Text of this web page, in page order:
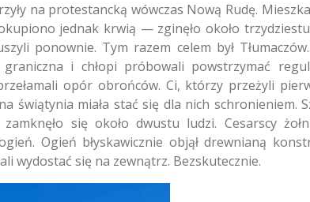
na protestancką wówczas Nową Rudę.
jednak krwią — zginęło około
ponownie. Tym razem celem był
i chłopi próbowali powstrzymać
opór obrońców. Ci, którzy przeżyli
świątynia miała stać się dla nich schronieniem.
się około dwustu ludzi. Cesarscy
Ogień błyskawicznie objął drewnianą
wydostać się na zewnątrz. Bezskutecznie.